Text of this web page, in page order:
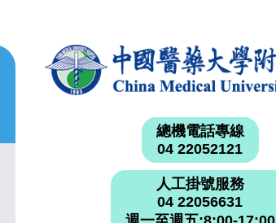
總機電話專線
04 22052121
人工掛號服務
04 22056631